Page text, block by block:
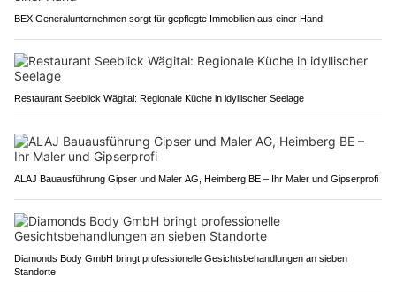
BEX Generalunternehmen sorgt für gepflegte Immobilien aus einer Hand
Restaurant Seeblick Wägital: Regionale Küche in idyllischer Seelage
ALAJ Bauausführung Gipser und Maler AG, Heimberg BE – Ihr Maler und Gipserprofi
Diamonds Body GmbH bringt professionelle Gesichtsbehandlungen an sieben
Standorte